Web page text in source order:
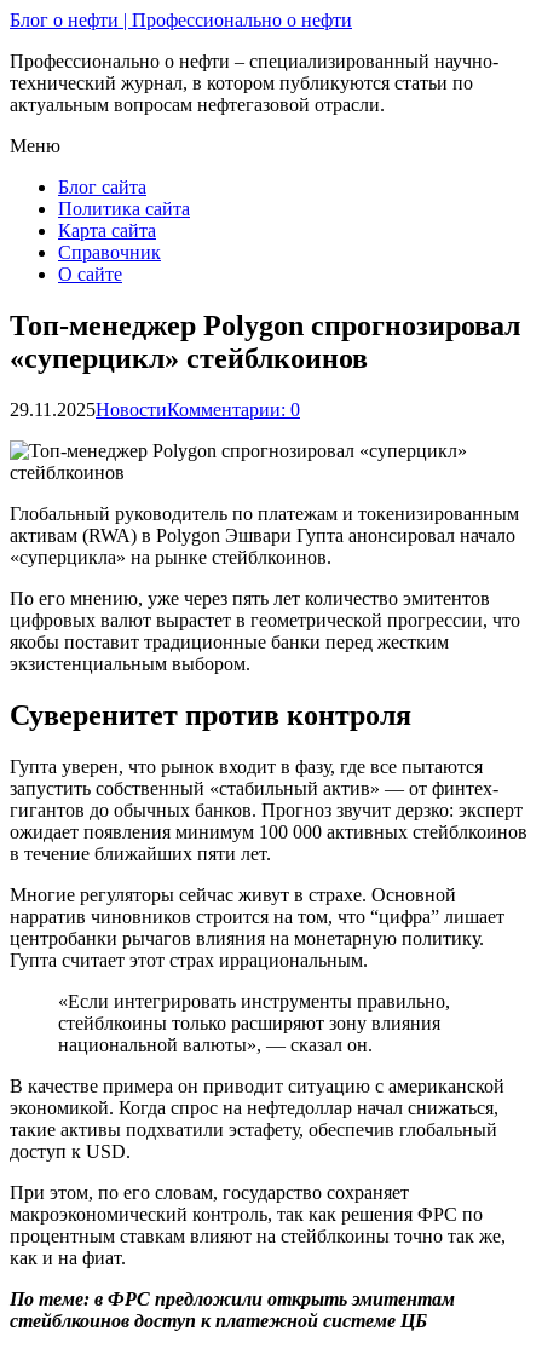
Блог о нефти | Профессионально о нефти
Профессионально о нефти – специализированный научно-
технический журнал, в котором публикуются статьи по
актуальным вопросам нефтегазовой отрасли.
Меню
Блог сайта
Политика сайта
Карта сайта
Справочник
О сайте
Топ-менеджер Polygon спрогнозировал
«суперцикл» стейблкоинов
29.11.2025НовостиКомментарии: 0
Глобальный руководитель по платежам и токенизированным
активам (RWA) в Polygon Эшвари Гупта анонсировал начало
«суперцикла» на рынке стейблкоинов.
По его мнению, уже через пять лет количество эмитентов
цифровых валют вырастет в геометрической прогрессии, что
якобы поставит традиционные банки перед жестким
экзистенциальным выбором.
Суверенитет против контроля
Гупта уверен, что рынок входит в фазу, где все пытаются
запустить собственный «стабильный актив» — от финтех-
гигантов до обычных банков. Прогноз звучит дерзко: эксперт
ожидает появления минимум 100 000 активных стейблкоинов
в течение ближайших пяти лет.
Многие регуляторы сейчас живут в страхе. Основной
нарратив чиновников строится на том, что “цифра” лишает
центробанки рычагов влияния на монетарную политику.
Гупта считает этот страх иррациональным.
«Если интегрировать инструменты правильно,
стейблкоины только расширяют зону влияния
национальной валюты», — сказал он.
В качестве примера он приводит ситуацию с американской
экономикой. Когда спрос на нефтедоллар начал снижаться,
такие активы подхватили эстафету, обеспечив глобальный
доступ к USD.
При этом, по его словам, государство сохраняет
макроэкономический контроль, так как решения ФРС по
процентным ставкам влияют на стейблкоины точно так же,
как и на фиат.
По теме: в ФРС предложили открыть эмитентам
стейблкоинов доступ к платежной системе ЦБ